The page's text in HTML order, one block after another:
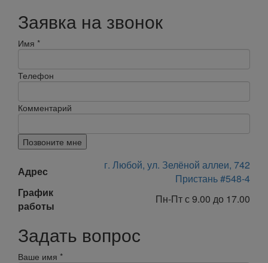
Заявка на звонок
Имя *
Телефон
Комментарий
Позвоните мне
Адрес
г. Любой, ул. Зелёной аллеи, 742
Пристань #548-4
График
работы
Пн-Пт с 9.00 до 17.00
Задать вопрос
Ваше имя *